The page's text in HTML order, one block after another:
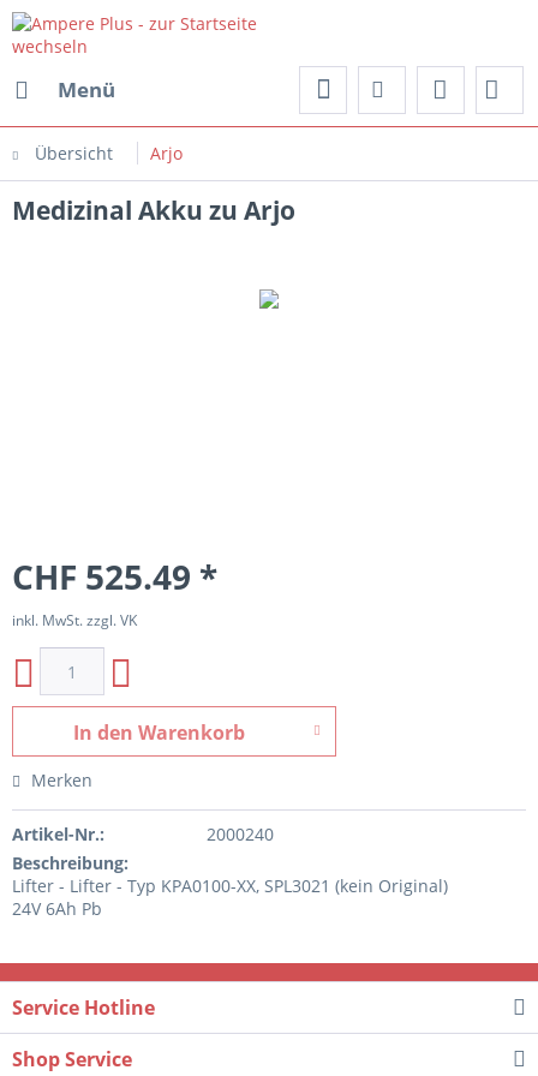
Menü
Übersicht Arjo
Medizinal Akku zu Arjo
CHF 525.49 *
inkl. MwSt. zzgl. VK
In den Warenkorb
Merken
Artikel-Nr.:
2000240
Beschreibung:
Lifter - Lifter - Typ KPA0100-XX, SPL3021 (kein Original)
24V 6Ah Pb
Service Hotline
Shop Service